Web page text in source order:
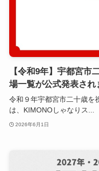
【令和9年】宇都宮市
場一覧が公式発表され
令和９年宇都宮市二十歳を
は、KIMONOしゃなりス...
2026年6月1日